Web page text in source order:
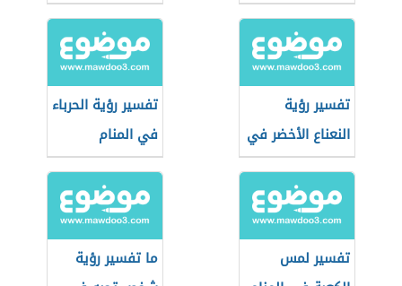
تفسير رؤية
النعناع الأخضر في
المنام
تفسير رؤية الحرباء
في المنام
تفسير لمس
ما تفسير رؤية